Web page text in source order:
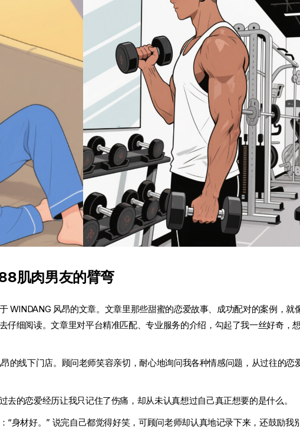
肌肉男友的臂弯
WINDANG 风昂的文章。文章里那些甜蜜的恋爱故事、成功配对的案例，就
仔细阅读。文章里对平台精准匹配、专业服务的介绍，勾起了我一丝好奇，
的线下门店。顾问老师笑容亲切，耐心地询问我各种情感问题，从过往的恋
去的恋爱经历让我只记住了伤痛，却从未认真想过自己真正想要的是什么。
“身材好。” 说完自己都觉得好笑，可顾问老师却认真地记录下来，还鼓励我